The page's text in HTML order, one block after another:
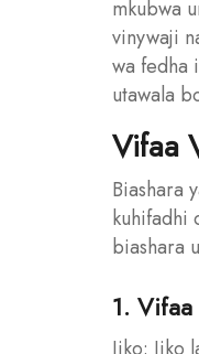
mkubwa
vinywaji
wa fedha
utawala
Vifaa
Biashara
kuhifadhi
biashara
1.